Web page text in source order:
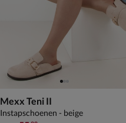
Mexx Teni II
Instapschoenen - beige